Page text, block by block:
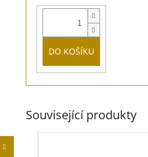
DO KOŠÍKU
Související produkty